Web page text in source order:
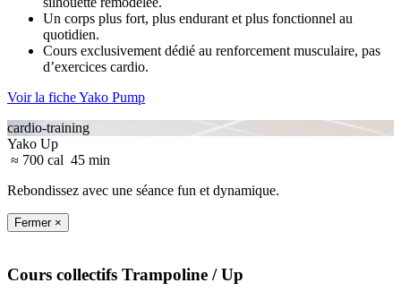
Un corps plus fort, plus endurant et plus fonctionnel au
quotidien.
Cours exclusivement dédié au renforcement musculaire, pas
d’exercices cardio.
Voir la fiche Yako Pump
cardio-training
Yako Up
≈ 700 cal 45 min
Rebondissez avec une séance fun et dynamique.
Fermer ×
Cours collectifs Trampoline / Up